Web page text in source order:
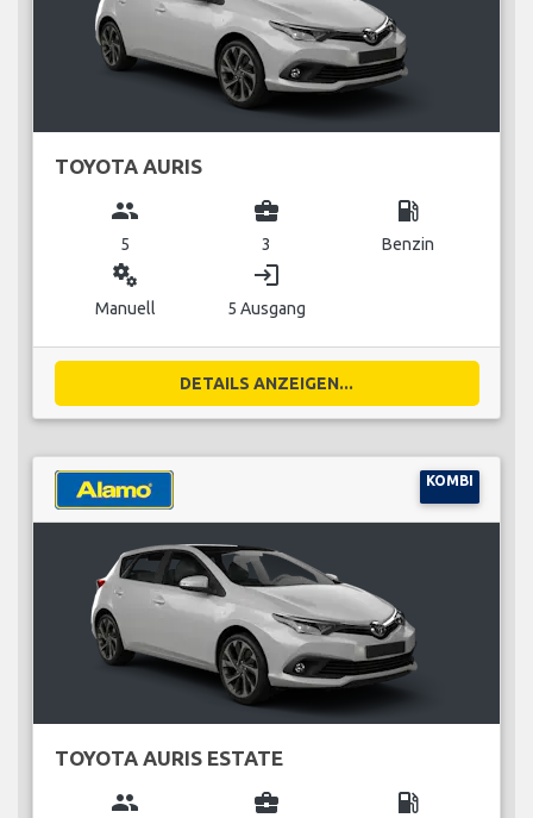
TOYOTA AURIS
group
5
business_center
3
local_gas_station
Benzin
miscellaneous_services
Manuell
login
5 Ausgang
DETAILS ANZEIGEN...
KOMBI
TOYOTA AURIS ESTATE
group business_center local_gas_station